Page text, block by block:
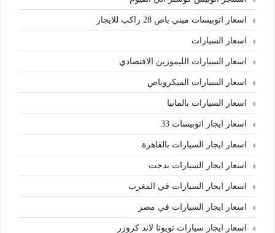
اسعار اتوبيسات ميني باص 28 راكب للايجار
اسعار السيارات
اسعار السيارات الليموزين الاقتصادي
اسعار السيارات الميكروباص
اسعار السيارات بالمانيا
اسعار ايجار اتوبيسات 33
اسعار ايجار السيارات بالقاهرة
اسعار ايجار السيارات بدجت
اسعار ايجار السيارات في المغرب
اسعار ايجار السيارات في مصر
اسعار ايجار سيارات تويوتا لاند كروزر